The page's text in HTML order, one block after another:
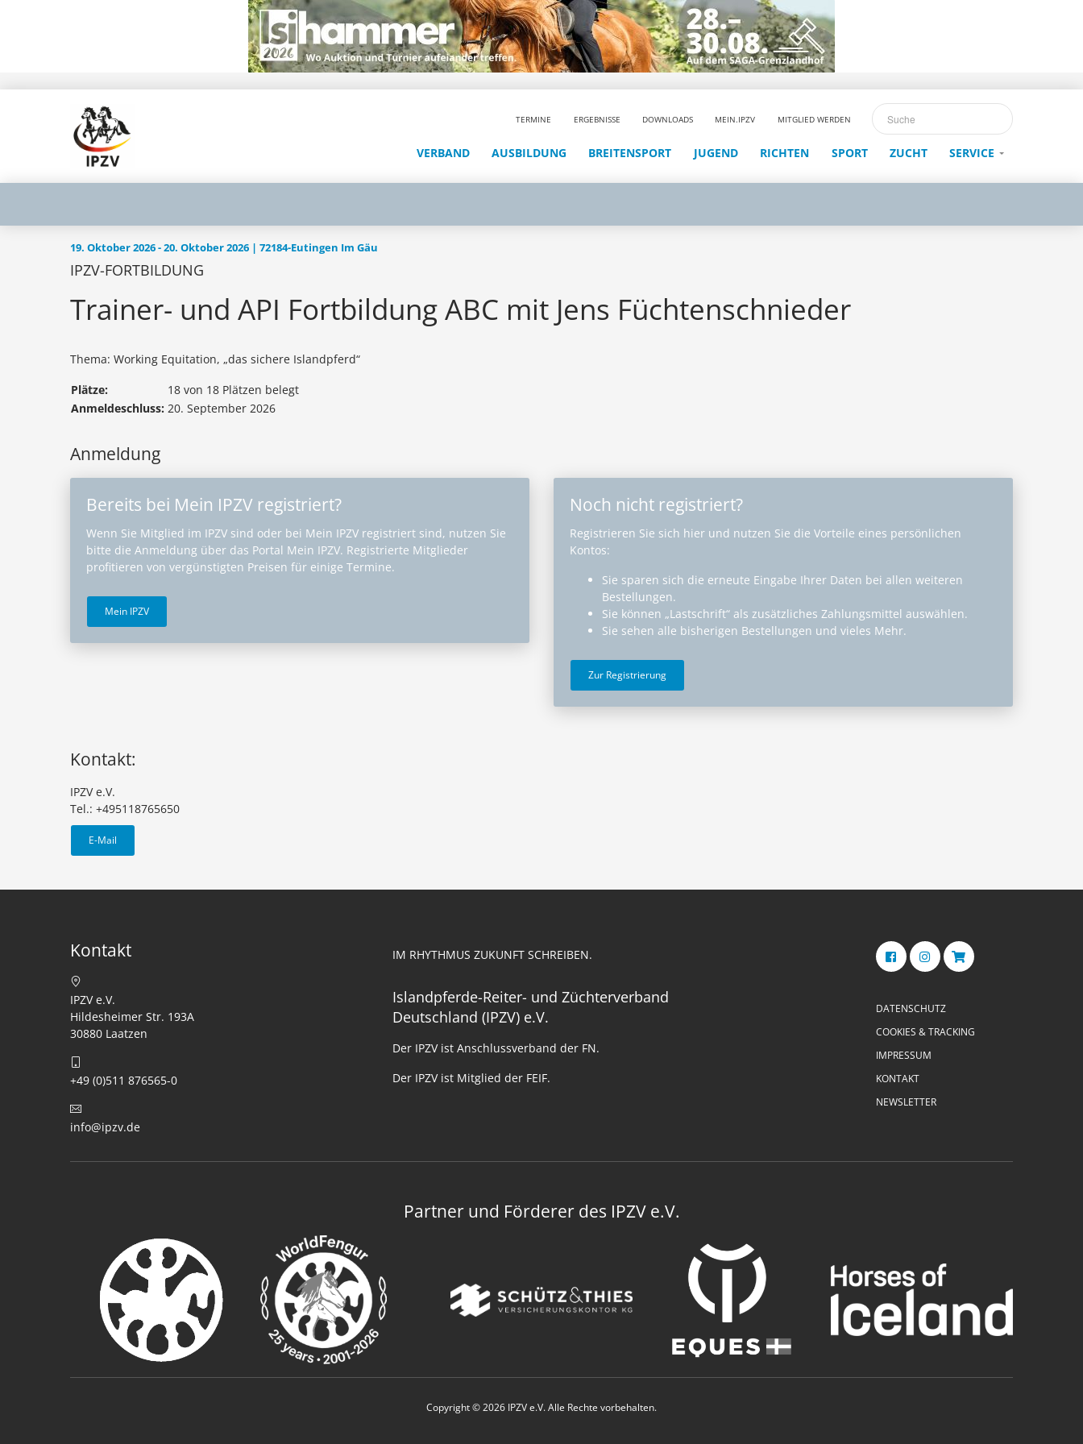
TERMINE ERGEBNISSE DOWNLOADS MEIN.IPZV MITGLIED WERDEN
VERBAND AUSBILDUNG BREITENSPORT JUGEND RICHTEN SPORT ZUCHT SERVICE
19. Oktober 2026 - 20. Oktober 2026 | 72184-Eutingen Im Gäu
IPZV-FORTBILDUNG
Trainer- und API Fortbildung ABC mit Jens Füchtenschnieder
Thema: Working Equitation, „das sichere Islandpferd“
Plätze:
18 von 18 Plätzen belegt
Anmeldeschluss: 20. September 2026
Anmeldung
Bereits bei Mein IPZV registriert?
Wenn Sie Mitglied im IPZV sind oder bei Mein IPZV registriert sind, nutzen Sie
bitte die Anmeldung über das Portal Mein IPZV. Registrierte Mitglieder
profitieren von vergünstigten Preisen für einige Termine.
Mein IPZV
Noch nicht registriert?
Registrieren Sie sich hier und nutzen Sie die Vorteile eines persönlichen
Kontos:
Sie sparen sich die erneute Eingabe Ihrer Daten bei allen weiteren
Bestellungen.
Sie können „Lastschrift“ als zusätzliches Zahlungsmittel auswählen.
Sie sehen alle bisherigen Bestellungen und vieles Mehr.
Zur Registrierung
Kontakt:
IPZV e.V.
Tel.: +495118765650
E-Mail
Kontakt
IPZV e.V.
Hildesheimer Str. 193A
30880 Laatzen
+49 (0)511 876565-0
info@ipzv.de
IM RHYTHMUS ZUKUNFT SCHREIBEN.
Islandpferde-Reiter- und Züchterverband
Deutschland (IPZV) e.V.
Der IPZV ist Anschlussverband der FN.
Der IPZV ist Mitglied der FEIF.
DATENSCHUTZ
COOKIES & TRACKING
IMPRESSUM
KONTAKT
NEWSLETTER
Partner und Förderer des IPZV e.V.
Copyright © 2026 IPZV e.V. Alle Rechte vorbehalten.